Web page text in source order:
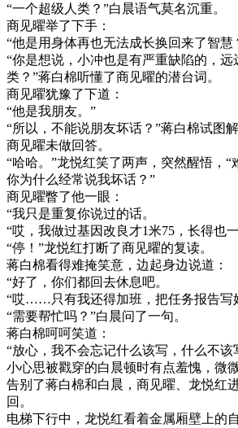
“一个超级人类？”白晨语气莫名沉重。
商见曜举了下手：
“他是用身体再也无法成长换回来了智慧
“你是想说，小冲也是有严重缺陷的，远
类？”蒋白棉听懂了商见曜的潜台词。
商见曜犹豫了下道：
“他是我朋友。”
“所以，不能说朋友坏话？”蒋白棉试图
商见曜未做回答。
“哈哈。”龙悦红笑了两声，突然醒悟，“
你为什么经常说我坏话？”
商见曜瞥了他一眼：
“我只是重复你说过的话。
“哎，我做过基因改良才1米75，长得
“停！”龙悦红打断了商见曜的复读。
蒋白棉看得难掩笑意，边起身边说道：
“好了，你们都回去休息吧。
“哎……只有我还得加班，把任务报告写
“需要帮忙吗？”白晨问了一句。
蒋白棉呵呵笑道：
“放心，我不会忘记什么该写，什么不该
小心思被戳穿的白晨顿时有点羞愧，微
告别了蒋白棉和白晨，商见曜、龙悦红
回。
电梯下行中，龙悦红看着金属厢壁上的